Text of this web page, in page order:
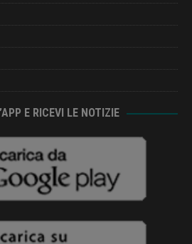
E RICEVI LE NOTIZIE